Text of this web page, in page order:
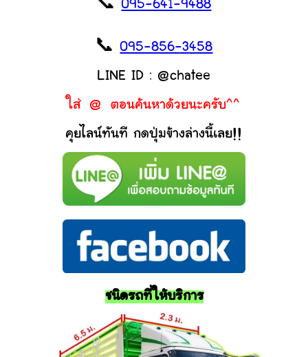
📞095-641-9488
📞095-856-3458
LINE ID : @chatee
ใส่ @ ตอนค้นหาด้วยนะครับ^^
คุยไลน์ทันที กดปุ่มข้างล่างนี้เลย!!
ชนิดรถที่ให้บริการ